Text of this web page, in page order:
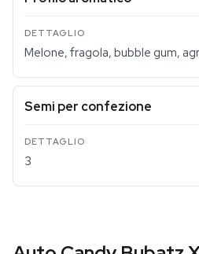
Melone, fragola, bubble gum,
Semi per confezione
3